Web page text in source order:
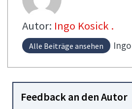
Autor: Ingo Kosick .
Alle Beiträge ansehen Ingo
Feedback an den Autor